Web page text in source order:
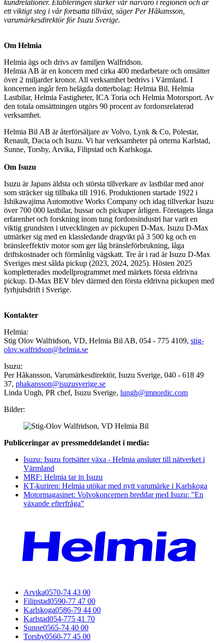
kundrelationer. Etableringen stärker vår närvaro i regionen och är
ett viktigt steg i vår fortsatta tillväxt, säger Per Håkansson,
varumärkesdirektör för Isuzu Sverige.
Om Helmia
Helmia ägs och drivs av familjen Walfridson.
Helmia AB är en koncern med cirka 400 medarbetare och omsätter
över 2 miljarder kronor. All verksamhet bedrivs i Värmland. I
koncernen ingår fem helägda dotterbolag: Helmia Bil, Helmia
Lastbilar, Helmia Fastigheter, ICA Toria och Helmia Motorsport. Av
den totala omsättningen utgörs 90 procent av fordonsrelaterad
verksamhet.
Helmia Bil AB är återförsäljare av Volvo, Lynk & Co, Polestar,
Renault, Dacia och Isuzu. Vi har verksamheter på orterna Karlstad,
Sunne, Torsby, Arvika, Filipstad och Karlskoga.
Om Isuzu
Isuzu är Japans äldsta och största tillverkare av lastbilar med anor
som sträcker sig tillbaka till 1916. Produktionen startade 1922 i
Ishikawajima Automotive Works Company och idag tillverkar Isuzu
över 700 000 lastbilar, bussar och pickuper årligen. Företagets långa
erfarenhet och forskning inom tung fordonsindustri har varit en
viktig grundsten i utvecklingen av pickupen D-Max. Isuzu D-Max
utmärker sig med en klassledande dragvikt på 3 500 kg och en
bränsleeffektiv motor som ger låg bränsleförbrukning, låga
driftskostnader och förmånlig vägskatt. Tre år i rad är Isuzu D-Max
Sveriges mest sålda pickup (2023, 2024, 2025). Hösten 2025
kompletterades modellprogrammet med märkets första eldrivna
pickup. D-Max BEV blev därmed den första eldrivna pickupen med
fyrhjulsdrift i Sverige.
Kontakter
Helmia:
Stig Olov Walfridson, VD, Helmia Bil AB, 054 - 775 4109, stig-
olov.walfridson@helmia.se
Isuzu:
Per Håkansson, Varumärkesdirektör, Isuzu Sverige, 040 - 618 49
37, phakansson@isuzusverige.se
Linda Ungh, PR chef, Isuzu Sverige, lungh@imnordic.com
Bilder:
Publiceringar av pressmeddelandet i media:
Isuzu: Isuzu fortsätter växa - Helmia ansluter till nätverket i
Värmland
MRF: Helmia tar in Isuzu
KT-kuriren: Helmia utökar med nytt varumärke i Karlskoga
Motormagasinet: Volvokoncernen breddar med Isuzu: ”En
växande efterfråga”
Arvika0570-74 43 00
Filipstad0590-77 47 00
Karlskoga0586-79 44 00
Karlstad054-775 41 70
Sunne0565-74 40 00
Torsby0560-77 45 00